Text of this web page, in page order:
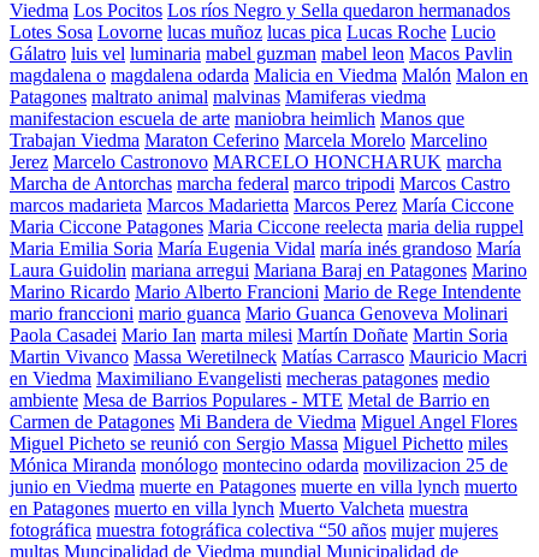
Viedma Los Pocitos Los ríos Negro y Sella quedaron hermanados
Lotes Sosa Lovorne lucas muñoz lucas pica Lucas Roche Lucio
Gálatro luis vel luminaria mabel guzman mabel leon Macos Pavlin
magdalena o magdalena odarda Malicia en Viedma Malón Malon en
Patagones maltrato animal malvinas Mamiferas viedma
manifestacion escuela de arte maniobra heimlich Manos que
Trabajan Viedma Maraton Ceferino Marcela Morelo Marcelino
Jerez Marcelo Castronovo MARCELO HONCHARUK marcha
Marcha de Antorchas marcha federal marco tripodi Marcos Castro
marcos madarieta Marcos Madarietta Marcos Perez María Ciccone
Maria Ciccone Patagones Maria Ciccone reelecta maria delia ruppel
Maria Emilia Soria María Eugenia Vidal maría inés grandoso María
Laura Guidolin mariana arregui Mariana Baraj en Patagones Marino
Marino Ricardo Mario Alberto Francioni Mario de Rege Intendente
mario franccioni mario guanca Mario Guanca Genoveva Molinari
Paola Casadei Mario Ian marta milesi Martín Doñate Martin Soria
Martin Vivanco Massa Weretilneck Matías Carrasco Mauricio Macri
en Viedma Maximiliano Evangelisti mecheras patagones medio
ambiente Mesa de Barrios Populares - MTE Metal de Barrio en
Carmen de Patagones Mi Bandera de Viedma Miguel Angel Flores
Miguel Picheto se reunió con Sergio Massa Miguel Pichetto miles
Mónica Miranda monólogo montecino odarda movilizacion 25 de
junio en Viedma muerte en Patagones muerte en villa lynch muerto
en Patagones muerto en villa lynch Muerto Valcheta muestra
fotográfica muestra fotográfica colectiva “50 años mujer mujeres
multas Muncipalidad de Viedma mundial Municipalidad de